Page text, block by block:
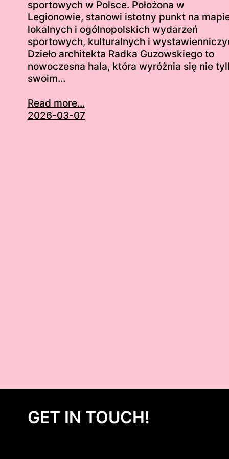
sportowych w Polsce. Położona w
Legionowie, stanowi istotny punkt na
lokalnych i ogólnopolskich wydarzeń
sportowych, kulturalnych i
Dzieło architekta Radka Guzowskiego to
nowoczesna hala, która wyróżnia się nie
swoim…
Read more...
2026-03-07
GET IN TOUCH!